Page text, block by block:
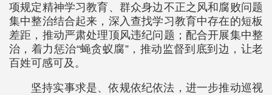
项规定精神学习教育、群众身边不正之风和腐败问题
集中整治结合起来，深入查找学习教育中存在的短板
差距，推动严肃处理顶风违纪问题；配合开展集中整
治，着力惩治“蝇贪蚁腐”，推动监督到底到边，让老
百姓可感可及。
坚持实事求是、依规依纪依法，进一步推动巡视